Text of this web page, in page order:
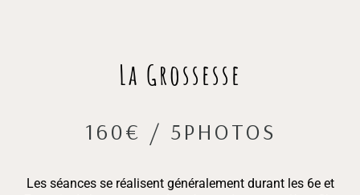
La Grossesse
160€ / 5PHOTOS
Les séances se réalisent généralement durant les 6e et